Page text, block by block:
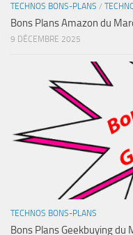
TECHNOS BONS-PLANS /
Bons Plans Amazon du
9 DÉCEMBRE 2025
TECHNOS BONS-PLANS
Bons Plans Geekbuying du